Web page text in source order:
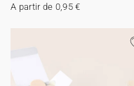
A partir de 0,95 €